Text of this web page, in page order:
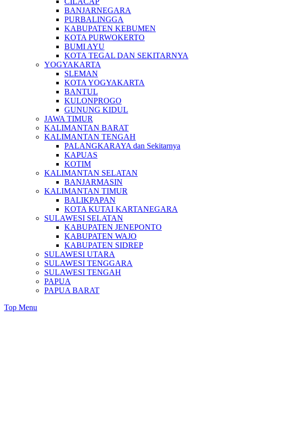
BANJARNEGARA
PURBALINGGA
KABUPATEN KEBUMEN
KOTA PURWOKERTO
BUMI AYU
KOTA TEGAL DAN SEKITARNYA
YOGYAKARTA
SLEMAN
KOTA YOGYAKARTA
BANTUL
KULONPROGO
GUNUNG KIDUL
JAWA TIMUR
KALIMANTAN BARAT
KALIMANTAN TENGAH
PALANGKARAYA dan Sekitarnya
KAPUAS
KOTIM
KALIMANTAN SELATAN
BANJARMASIN
KALIMANTAN TIMUR
BALIKPAPAN
KOTA KUTAI KARTANEGARA
SULAWESI SELATAN
KABUPATEN JENEPONTO
KABUPATEN WAJO
KABUPATEN SIDREP
SULAWESI UTARA
SULAWESI TENGGARA
SULAWESI TENGAH
PAPUA
PAPUA BARAT
Top Menu